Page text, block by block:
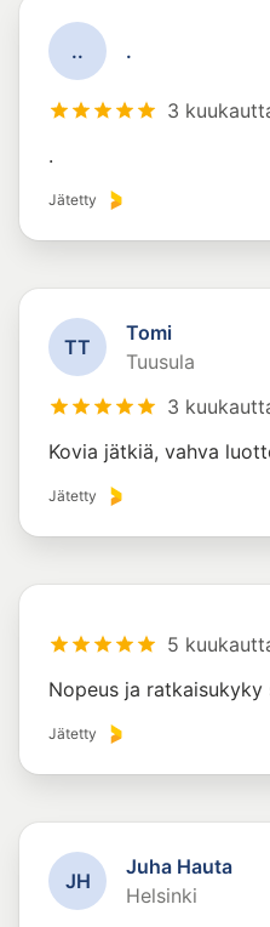
.. .
3
.
Jätetty
TT
Tomi
Tuusula
3
Kovia jätkiä, vahva
Jätetty
5
Nopeus ja ratkaisukyky
Jätetty
JH
Juha Hauta
Helsinki